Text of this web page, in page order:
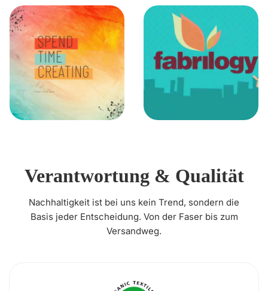
Verantwortung & Qualität
Nachhaltigkeit ist bei uns kein Trend, sondern die
Basis jeder Entscheidung. Von der Faser bis zum
Versandweg.